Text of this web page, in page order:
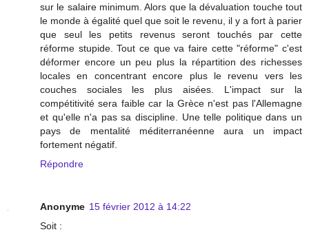
sur le salaire minimum. Alors que la dévaluation touche tout
le monde à égalité quel que soit le revenu, il y a fort à parier
que seul les petits revenus seront touchés par cette
réforme stupide. Tout ce que va faire cette "réforme" c'est
déformer encore un peu plus la répartition des richesses
locales en concentrant encore plus le revenu vers les
couches sociales les plus aisées. L'impact sur la
compétitivité sera faible car la Grèce n'est pas l'Allemagne
et qu'elle n'a pas sa discipline. Une telle politique dans un
pays de mentalité méditerranéenne aura un impact
fortement négatif.
Répondre
Anonyme 15 février 2012 à 14:22
Soit :